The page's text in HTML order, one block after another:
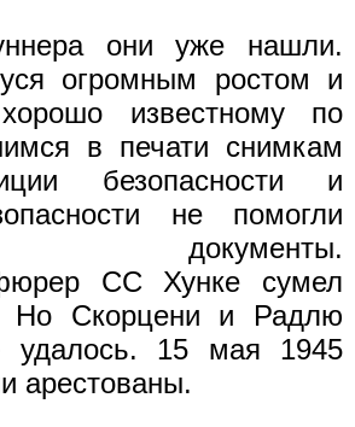
они уже нашли.
огромным ростом и
хорошо известному по
в печати снимкам
безопасности и
не помогли
документы.
СС Хунке сумел
Но Скорцени и Радлю
удалось. 15 мая 1945
арестованы.